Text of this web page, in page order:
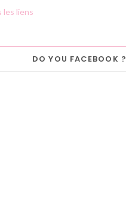
les liens
DO YOU FACEBOOK ?